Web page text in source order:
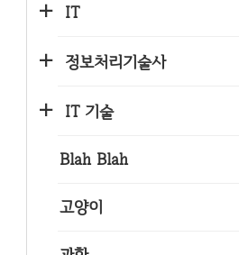
IT
정보처리기술사
IT 기술
Blah Blah
고양이